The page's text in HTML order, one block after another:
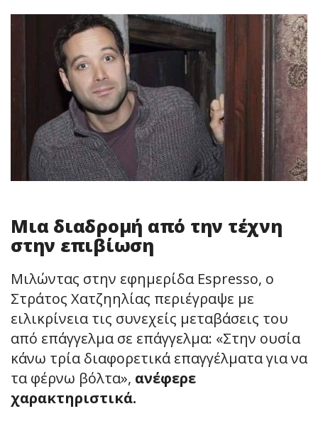
Μια διαδρομή από την τέχνη
στην επιβίωση
Μιλώντας στην εφημερίδα Espresso, ο
Στράτος Χατζηηλίας περιέγραψε με
ειλικρίνεια τις συνεχείς μεταβάσεις του
από επάγγελμα σε επάγγελμα: «Στην ουσία
κάνω τρία διαφορετικά επαγγέλματα για να
τα φέρνω βόλτα», ανέφερε
χαρακτηριστικά.